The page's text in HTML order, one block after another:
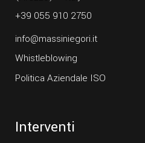
+39 055 910 2750
info@massiniegori.it
Whistleblowing
Politica Aziendale ISO
Interventi